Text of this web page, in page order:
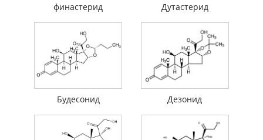
финастерид Дутастерид
Будесонид Дезонид